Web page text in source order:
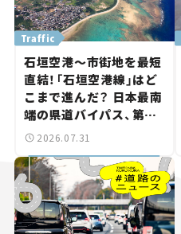
Traffic
石垣空港～市街地を最短
直結！「石垣空港線」はど
こまで進んだ？ 日本最南
端の県道バイパス、第2
工区も延伸開通 【いま気
2026.07.31